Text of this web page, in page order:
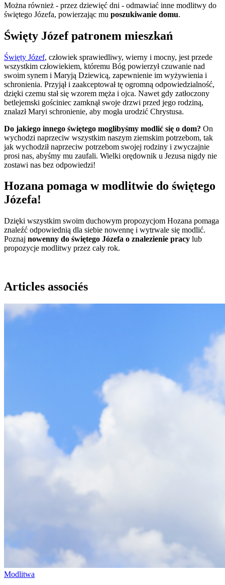
Można również - przez dziewięć dni - odmawiać inne modlitwy do
świętego Józefa, powierzając mu poszukiwanie domu.
Święty Józef patronem mieszkań
Święty Józef, człowiek sprawiedliwy, wierny i mocny, jest przede
wszystkim człowiekiem, któremu Bóg powierzył czuwanie nad
swoim synem i Maryją Dziewicą, zapewnienie im wyżywienia i
schronienia. Przyjął i zaakceptował tę ogromną odpowiedzialność,
dzięki czemu stał się wzorem męża i ojca. Nawet gdy zatłoczony
betlejemski gościniec zamknął swoje drzwi przed jego rodziną,
znalazł Maryi schronienie, aby mogła urodzić Chrystusa.
Do jakiego innego świętego moglibyśmy modlić się o dom? On
wychodzi naprzeciw wszystkim naszym ziemskim potrzebom, tak
jak wychodził naprzeciw potrzebom swojej rodziny i zwyczajnie
prosi nas, abyśmy mu zaufali. Wielki orędownik u Jezusa nigdy nie
zostawi nas bez odpowiedzi!
Hozana pomaga w modlitwie do świętego
Józefa!
Dzięki wszystkim swoim duchowym propozycjom Hozana pomaga
znaleźć odpowiednią dla siebie nowennę i wytrwale się modlić.
Poznaj nowenny do świętego Józefa o znalezienie pracy lub
propozycje modlitwy przez cały rok.
Articles associés
Modlitwa